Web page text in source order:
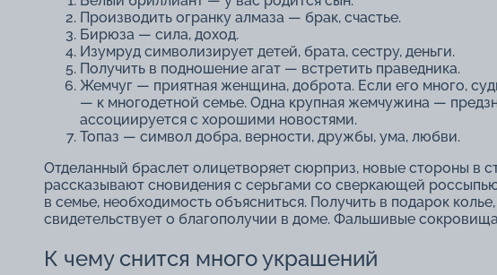
Производить огранку алмаза ― брак, счастье.
Бирюза ― сила, доход.
Изумруд символизирует детей, брата, сестру, деньги.
Получить в подношение агат ― встретить праведника.
Жемчуг ― приятная женщина, доброта. Если его много,
― к многодетной семье. Одна крупная жемчужина ―
ассоциируется с хорошими новостями.
Топаз ― символ добра, верности, дружбы, ума, любви.
Отделанный браслет олицетворяет сюрприз, новые стороны в
рассказывают сновидения с серьгами со сверкающей
в семье, необходимость объясниться. Получить в подарок колье
свидетельствует о благополучии в доме. Фальшивые
К чему снится много украшений